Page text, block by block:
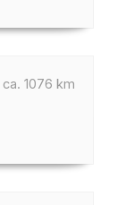
ca. 1076 km